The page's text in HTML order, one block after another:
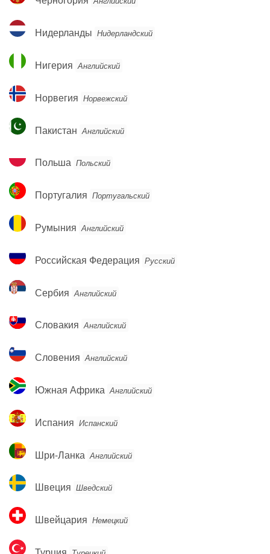
Нидерланды
Нидерланды Нидерландский
Нигерия
Нигерия Английский
Норвегия
Норвегия Норвежский
Пакистан
Пакистан Английский
Польша
Польша Польский
Португалия
Португалия Португальский
Румыния
Румыния Английский
Российская
Федерация
Российская Федерация Русский
Сербия
Сербия Английский
Словакия
Словакия Английский
Словения
Словения Английский
Южная
Африка
Южная Африка Английский
Испания
Испания Испанский
Шри-
Ланка
Шри-Ланка Английский
Швеция
Швеция Шведский
Швейцария
Швейцария Немецкий
Турция